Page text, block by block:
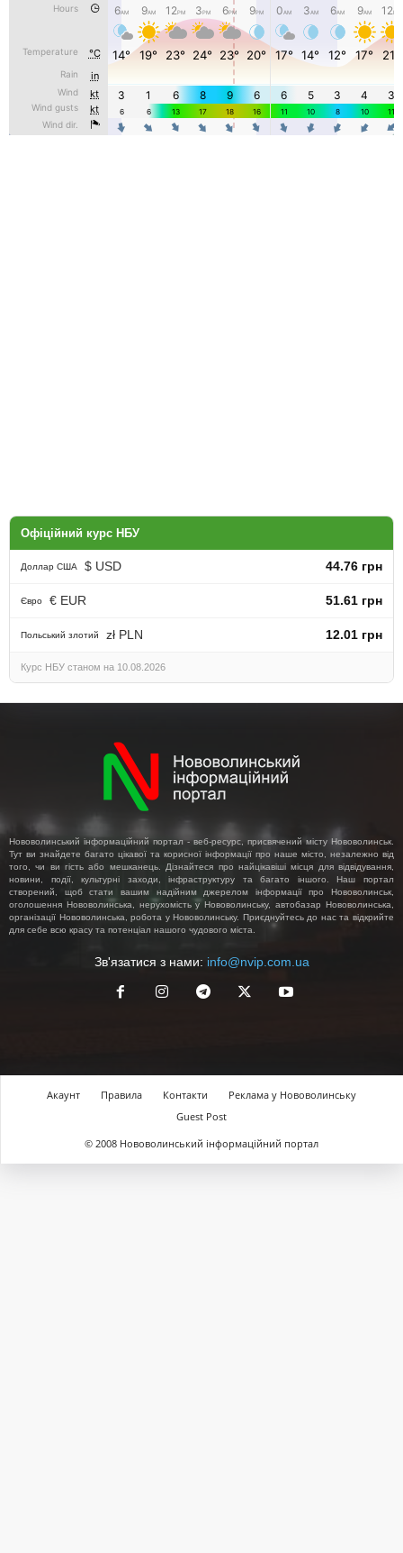
Офіційний курс НБУ
Доллар США $ USD 44.76 грн
Євро € EUR 51.61 грн
Польський злотий zł PLN 12.01 грн
Курс НБУ станом на 10.08.2026
Нововолинський інформаційний портал - веб-ресурс, присвячений місту Нововолинськ.
Тут ви знайдете багато цікавої та корисної інформації про наше місто, незалежно від
того, чи ви гість або мешканець. Дізнайтеся про найцікавіші місця для відвідування,
новини, події, культурні заходи, інфраструктуру та багато іншого. Наш портал
створений, щоб стати вашим надійним джерелом інформації про Нововолинськ,
оголошення Нововолинська, нерухомість у Нововолинську, автобазар Нововолинська,
організації Нововолинська, робота у Нововолинську. Приєднуйтесь до нас та відкрийте
для себе всю красу та потенціал нашого чудового міста.
Зв'язатися з нами: info@nvip.com.ua
Акаунт Правила Контакти
Реклама у Нововолинську
Guest Post
© 2008 Нововолинський інформаційний портал